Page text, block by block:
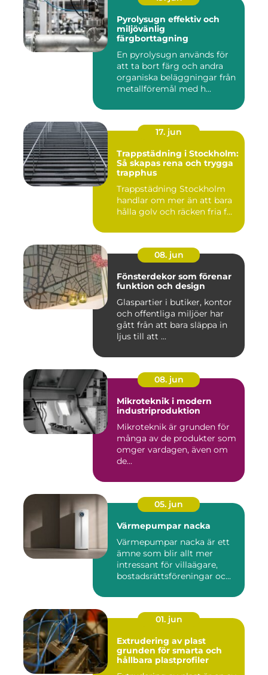
Pyrolysugn effektiv och
miljövänlig
färgborttagning
En pyrolysugn används för
att ta bort färg och andra
organiska beläggningar från
metallföremål med h...
17. jun
Trappstädning i Stockholm:
Så skapas rena och trygga
trapphus
Trappstädning Stockholm
handlar om mer än att bara
hålla golv och räcken fria f...
08. jun
Fönsterdekor som förenar
funktion och design
Glaspartier i butiker, kontor
och offentliga miljöer har
gått från att bara släppa in
ljus till att ...
08. jun
Mikroteknik i modern
industriproduktion
Mikroteknik är grunden för
många av de produkter som
omger vardagen, även om
de...
05. jun
Värmepumpar nacka
Värmepumpar nacka är ett
ämne som blir allt mer
intressant för villaägare,
bostadsrättsföreningar oc...
01. jun
Extrudering av plast
grunden för smarta och
hållbara plastprofiler